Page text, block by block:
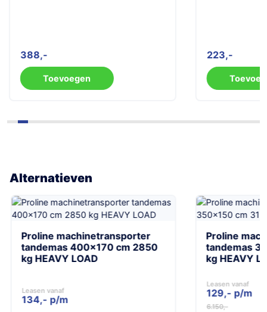
388
Toevoegen
223
Alternatieven
Proline machinetransporter
tandemas 400×170 cm 2850
kg HEAVY LOAD
Leasen vanaf
134,- p/m
Proline
tandemas
kg HEAVY
Leasen vanaf
129,- p/m
6.150
Oorspronkelijke
Huidige